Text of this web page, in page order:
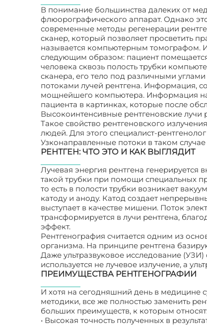
В понимание большинства далеких от
флюорографического аппарат. Однако
современные методы регенерации
сканер, который позволяет просветить
называется компьютерным томографом.
следующим образом: пациент
человека сквозь полость трубки
сканера, его тело под различными
потоками лучей рентгена. Информация,
мощнейшего компьютера. Информация на
пациента в картинках, которые после
Высокоинтенсивные рентгеновские
Такое свойство рентгеновского
людей. Для этого специалист-
Узконаправленные потоки в таком
РЕНТГЕН: ЧТО ЭТО И КАК ВЫГЛЯДИТ
Лучевая энергия рентгена генерируется
такой трубки при помощи специальных
то есть в полости трубки возникает
катоду и аноду. Катод создает
выступает в качестве мишени. Поток
трансформируется в лучи рентгена,
эффект.
Рентгенография считается одним из
организма. На принципе рентгена
Даже ультразвуковое исследование (УЗИ)
используется не лучевое излучение, а
ПРЕИМУЩЕСТВА РЕНТГЕНОГРАФИИ
И хотя на сегодняшний день в медицине
методики, все же полностью заменить
больших преимуществ, к которым
• Высокая точность полученных в